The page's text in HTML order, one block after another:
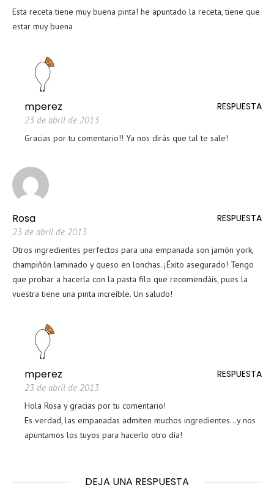
Esta receta tiene muy buena pinta! he apuntado la receta, tiene que
estar muy buena
RESPUESTA
mperez
23 de abril de 2013
Gracias por tu comentario!! Ya nos dirás que tal te sale!
RESPUESTA
Rosa
23 de abril de 2013
Otros ingredientes perfectos para una empanada son jamón york,
champiñón laminado y queso en lonchas. ¡Éxito asegurado! Tengo
que probar a hacerla con la pasta filo que recomendáis, pues la
vuestra tiene una pinta increíble. Un saludo!
RESPUESTA
mperez
23 de abril de 2013
Hola Rosa y gracias por tu comentario!
Es verdad, las empanadas admiten muchos ingredientes…y nos
apuntamos los tuyos para hacerlo otro día!
DEJA UNA RESPUESTA